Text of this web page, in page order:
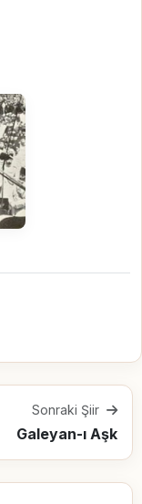
Sonraki Şiir
Galeyan-ı Aşk